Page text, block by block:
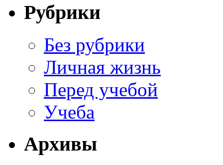
Рубрики
Без рубрики
Личная жизнь
Перед учебой
Учеба
Архивы